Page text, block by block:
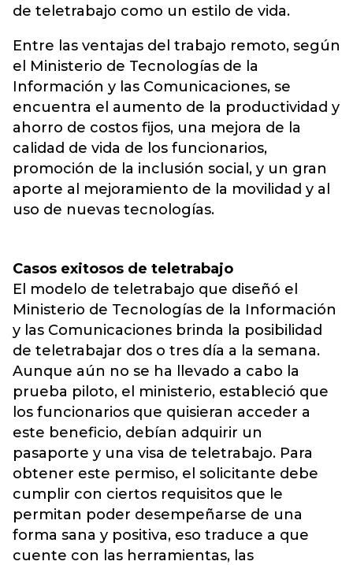
de teletrabajo como un estilo de vida.
Entre las ventajas del trabajo remoto, según
el Ministerio de Tecnologías de la
Información y las Comunicaciones, se
encuentra el aumento de la productividad y
ahorro de costos fijos, una mejora de la
calidad de vida de los funcionarios,
promoción de la inclusión social, y un gran
aporte al mejoramiento de la movilidad y al
uso de nuevas tecnologías.
Casos exitosos de teletrabajo
El modelo de teletrabajo que diseñó el
Ministerio de Tecnologías de la Información
y las Comunicaciones brinda la posibilidad
de teletrabajar dos o tres día a la semana.
Aunque aún no se ha llevado a cabo la
prueba piloto, el ministerio, estableció que
los funcionarios que quisieran acceder a
este beneficio, debían adquirir un
pasaporte y una visa de teletrabajo. Para
obtener este permiso, el solicitante debe
cumplir con ciertos requisitos que le
permitan poder desempeñarse de una
forma sana y positiva, eso traduce a que
cuente con las herramientas, las